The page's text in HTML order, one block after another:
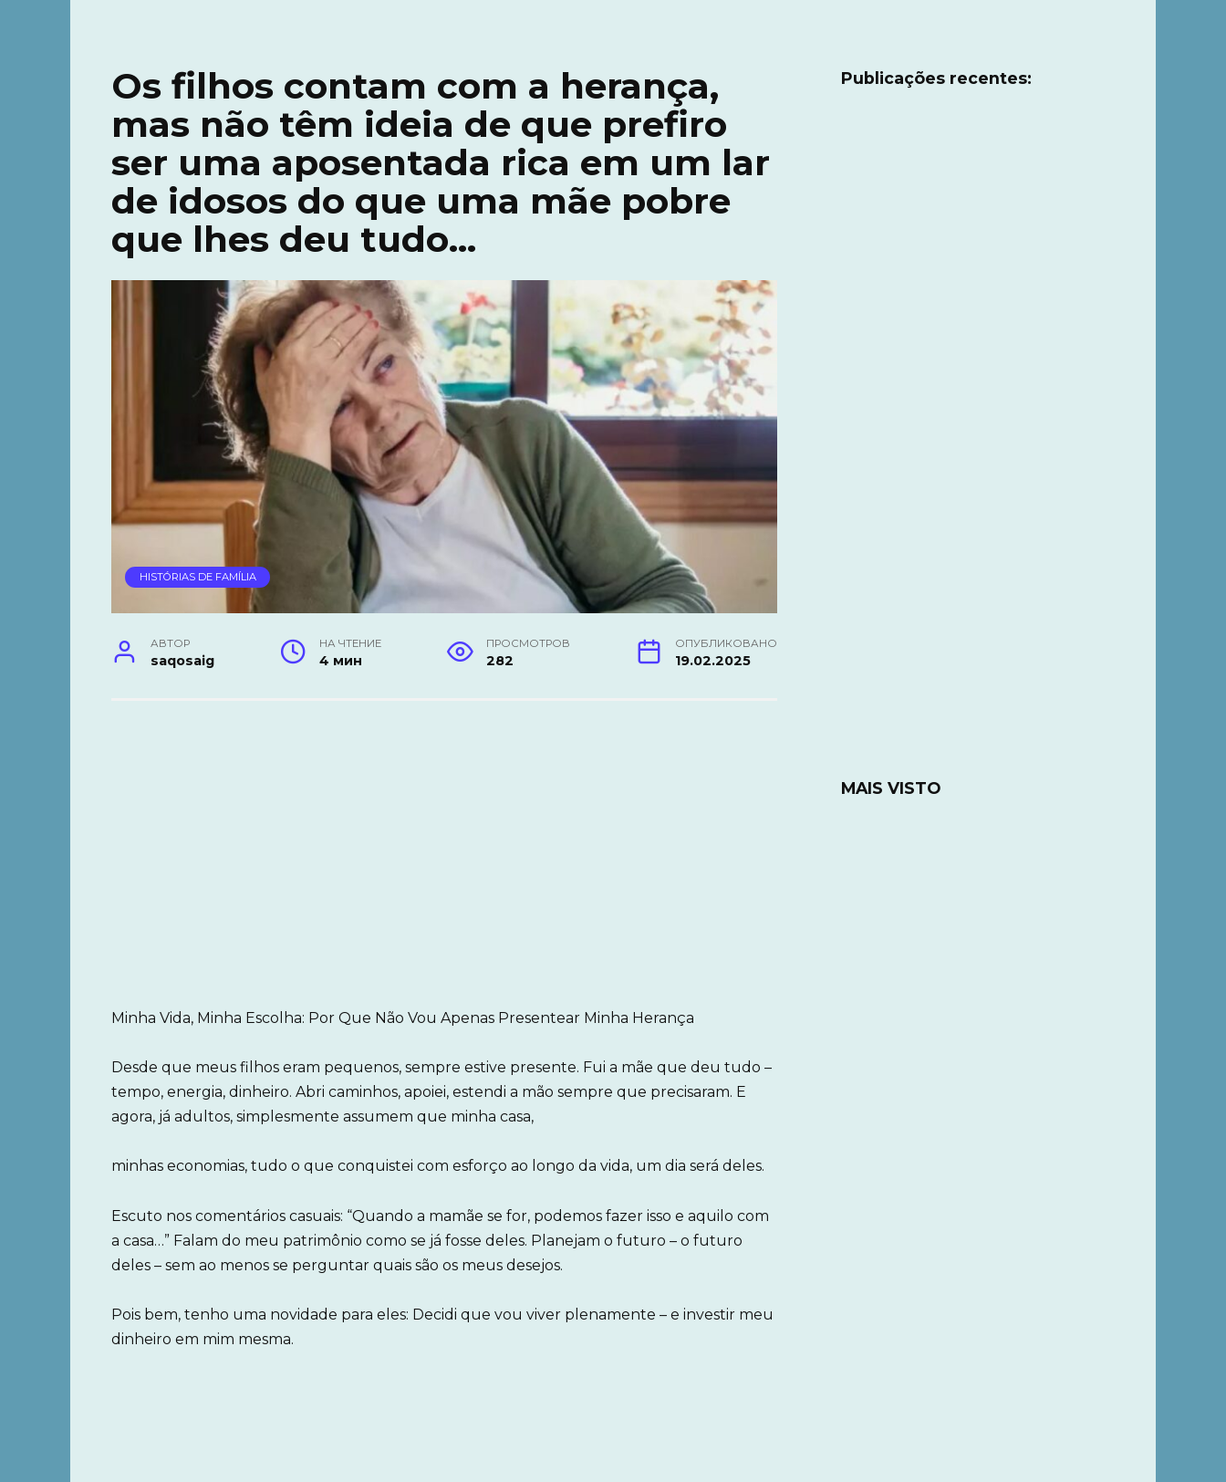
Os filhos contam com a herança,
mas não têm ideia de que prefiro
ser uma aposentada rica em um lar
de idosos do que uma mãe pobre
que lhes deu tudo…
HISTÓRIAS DE FAMÍLIA
АВТОР
saqosaig
НА ЧТЕНИЕ
4 мин
ПРОСМОТРОВ
282
ОПУБЛИКОВАНО
19.02.2025
Minha Vida, Minha Escolha: Por Que Não Vou Apenas Presentear Minha Herança
Desde que meus filhos eram pequenos, sempre estive presente. Fui a mãe que deu tudo –
tempo, energia, dinheiro. Abri caminhos, apoiei, estendi a mão sempre que precisaram. E
agora, já adultos, simplesmente assumem que minha casa,
minhas economias, tudo o que conquistei com esforço ao longo da vida, um dia será deles.
Escuto nos comentários casuais: “Quando a mamãe se for, podemos fazer isso e aquilo com
a casa…” Falam do meu patrimônio como se já fosse deles. Planejam o futuro – o futuro
deles – sem ao menos se perguntar quais são os meus desejos.
Pois bem, tenho uma novidade para eles: Decidi que vou viver plenamente – e investir meu
dinheiro em mim mesma.
Publicações recentes:
MAIS VISTO